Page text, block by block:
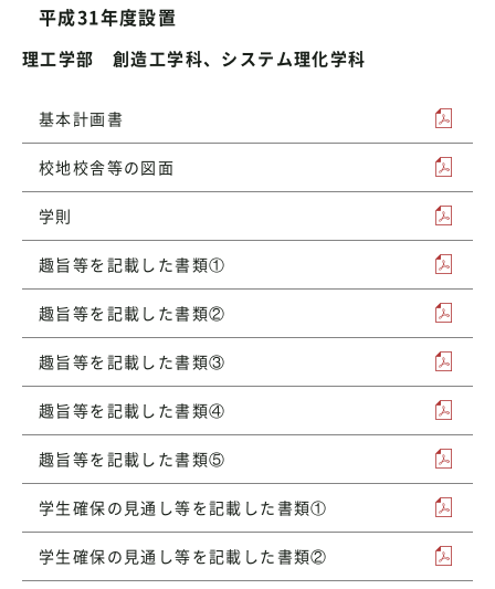
平成31年度設置
理工学部 創造工学科、システム理化学科
基本計画書
校地校舎等の図面
学則
趣旨等を記載した書類①
趣旨等を記載した書類②
趣旨等を記載した書類③
趣旨等を記載した書類④
趣旨等を記載した書類⑤
学生確保の見通し等を記載した書類①
学生確保の見通し等を記載した書類②